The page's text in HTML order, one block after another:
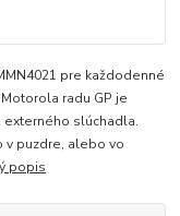
pre každodenné
radu GP je
slúchadla.
v puzdre, alebo vo
popis